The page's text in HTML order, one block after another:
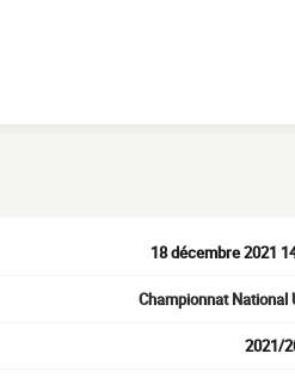
18 décembre 2021
Championnat National
2021/